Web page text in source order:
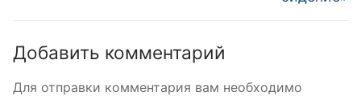
Добавить комментарий
Для отправки комментария вам необходимо